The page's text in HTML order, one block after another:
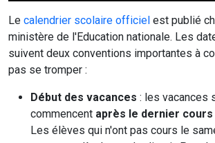
Le calendrier scolaire officiel est publié
ministère de l'Education nationale. Les
suivent deux conventions importantes à
pas se tromper :
Début des vacances : les vacances
commencent après le dernier cours
Les élèves qui n'ont pas cours le